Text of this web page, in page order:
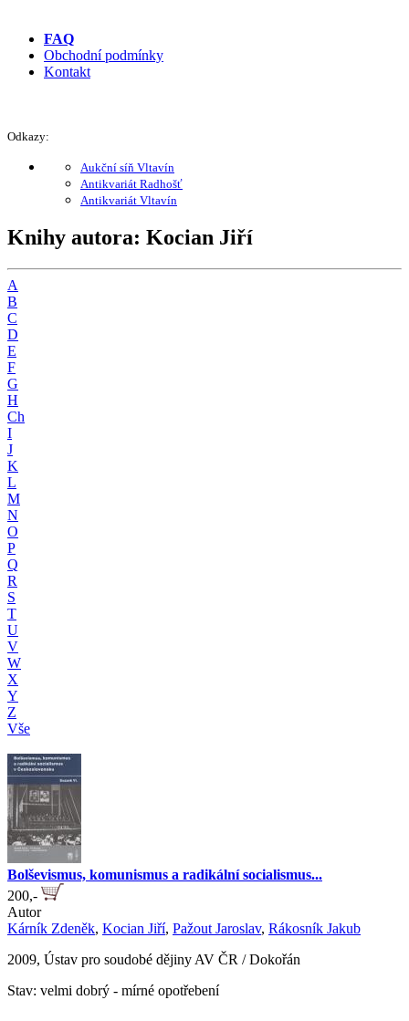
FAQ
Obchodní podmínky
Kontakt
Odkazy:
Aukční síň Vltavín
Antikvariát Radhošť
Antikvariát Vltavín
Knihy autora: Kocian Jiří
A
B
C
D
E
F
G
H
Ch
I
J
K
L
M
N
O
P
Q
R
S
T
U
V
W
X
Y
Z
Vše
Bolševismus, komunismus a radikální socialismus...
200,-
Autor
Kárník Zdeněk, Kocian Jiří, Pažout Jaroslav, Rákosník Jakub
2009, Ústav pro soudobé dějiny AV ČR / Dokořán
Stav: velmi dobrý - mírné opotřebení